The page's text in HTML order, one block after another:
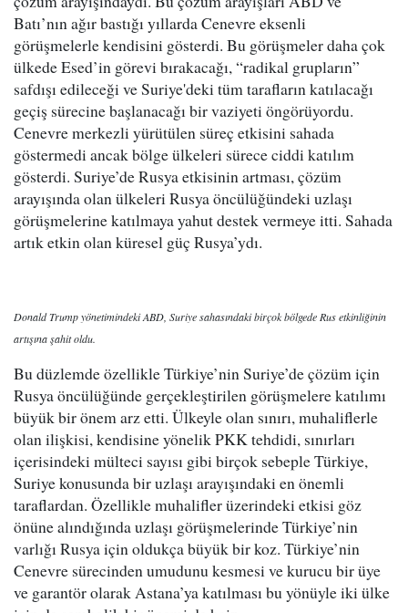
Batı’nın ağır bastığı yıllarda Cenevre eksenli
görüşmelerle kendisini gösterdi. Bu görüşmeler daha çok
ülkede Esed’in görevi bırakacağı, “radikal grupların”
safdışı edileceği ve Suriye'deki tüm tarafların katılacağı
geçiş sürecine başlanacağı bir vaziyeti öngörüyordu.
Cenevre merkezli yürütülen süreç etkisini sahada
göstermedi ancak bölge ülkeleri sürece ciddi katılım
gösterdi. Suriye’de Rusya etkisinin artması, çözüm
arayışında olan ülkeleri Rusya öncülüğündeki uzlaşı
görüşmelerine katılmaya yahut destek vermeye itti. Sahada
artık etkin olan küresel güç Rusya’ydı.
Donald Trump yönetimindeki ABD, Suriye sahasındaki birçok bölgede Rus etkinliğinin
artışına şahit oldu.
Bu düzlemde özellikle Türkiye’nin Suriye’de çözüm için
Rusya öncülüğünde gerçekleştirilen görüşmelere katılımı
büyük bir önem arz etti. Ülkeyle olan sınırı, muhaliflerle
olan ilişkisi, kendisine yönelik PKK tehdidi, sınırları
içerisindeki mülteci sayısı gibi birçok sebeple Türkiye,
Suriye konusunda bir uzlaşı arayışındaki en önemli
taraflardan. Özellikle muhalifler üzerindeki etkisi göz
önüne alındığında uzlaşı görüşmelerinde Türkiye’nin
varlığı Rusya için oldukça büyük bir koz. Türkiye’nin
Cenevre sürecinden umudunu kesmesi ve kurucu bir üye
ve garantör olarak Astana’ya katılması bu yönüyle iki ülke